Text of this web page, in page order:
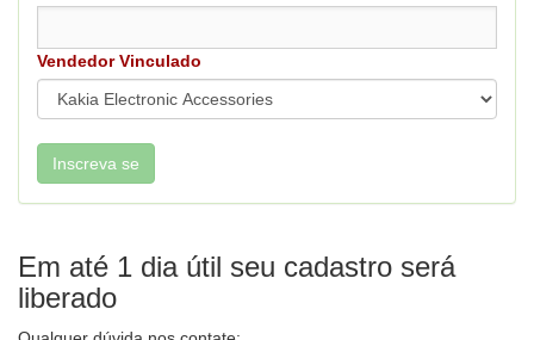
Vendedor Vinculado
Em até 1 dia útil seu cadastro será
liberado